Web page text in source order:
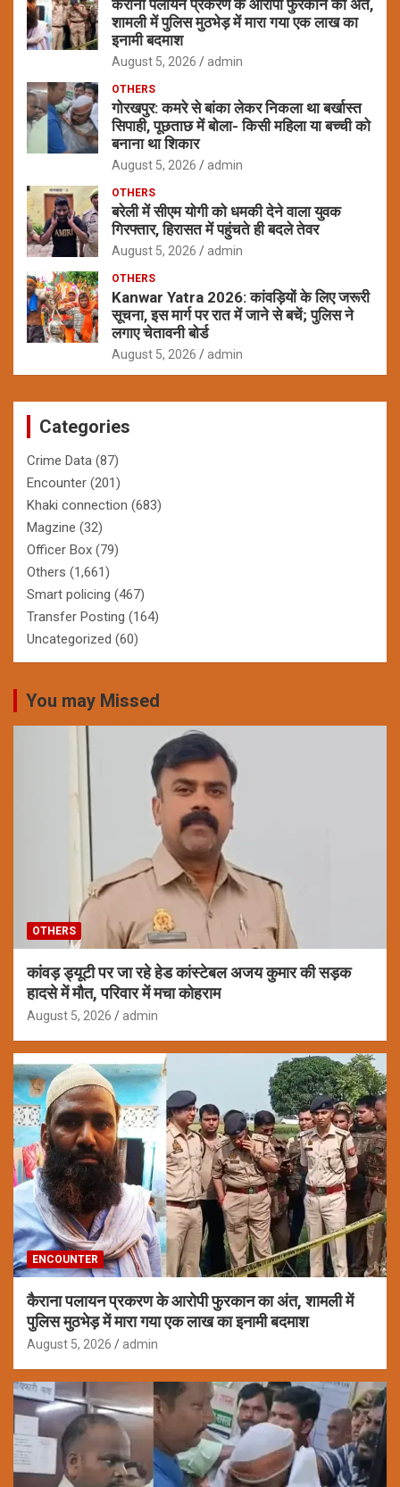
कैराना पलायन प्रकरण के आरोपी फुरकान का अंत,
शामली में पुलिस मुठभेड़ में मारा गया एक लाख का
इनामी बदमाश
August 5, 2026 admin
OTHERS
गोरखपुर: कमरे से बांका लेकर निकला था बर्खास्त
सिपाही, पूछताछ में बोला- किसी महिला या बच्ची को
बनाना था शिकार
August 5, 2026 admin
OTHERS
बरेली में सीएम योगी को धमकी देने वाला युवक
गिरफ्तार, हिरासत में पहुंचते ही बदले तेवर
August 5, 2026 admin
OTHERS
Kanwar Yatra 2026: कांवड़ियों के लिए जरूरी
सूचना, इस मार्ग पर रात में जाने से बचें; पुलिस ने
लगाए चेतावनी बोर्ड
August 5, 2026 admin
Categories
Crime Data (87)
Encounter (201)
Khaki connection (683)
Magzine (32)
Officer Box (79)
Others (1,661)
Smart policing (467)
Transfer Posting (164)
Uncategorized (60)
You may Missed
OTHERS
कांवड़ ड्यूटी पर जा रहे हेड कांस्टेबल अजय कुमार की सड़क
हादसे में मौत, परिवार में मचा कोहराम
August 5, 2026 admin
ENCOUNTER
कैराना पलायन प्रकरण के आरोपी फुरकान का अंत, शामली में
पुलिस मुठभेड़ में मारा गया एक लाख का इनामी बदमाश
August 5, 2026 admin